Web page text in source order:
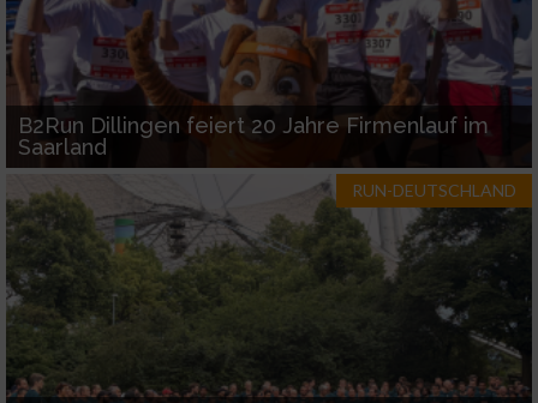
B2Run Dillingen feiert 20 Jahre Firmenlauf im
Saarland
RUN-DEUTSCHLAND